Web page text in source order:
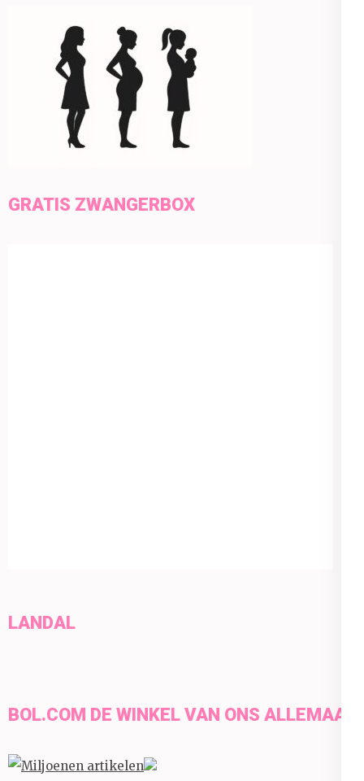
GRATIS ZWANGERBOX
LANDAL
BOL.COM DE WINKEL VAN ONS ALLEMAAL